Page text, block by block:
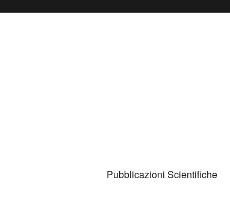
Pubblicazioni Scientifiche